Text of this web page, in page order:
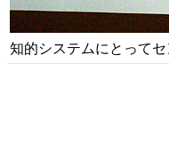
知的システムにとって